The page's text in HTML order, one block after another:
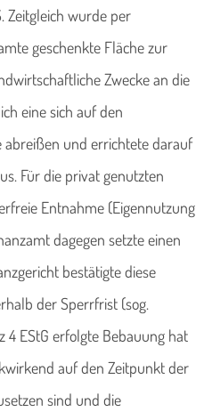
Zeitgleich wurde per
geschenkte Fläche zur
Zwecke an die
eine sich auf den
abreißen und errichtete darauf
Für die privat genutzten
Entnahme (Eigennutzung
dagegen setzte einen
bestätigte diese
der Sperrfrist (sog.
4 EStG erfolgte Bebauung hat
auf den Zeitpunkt der
sind und die